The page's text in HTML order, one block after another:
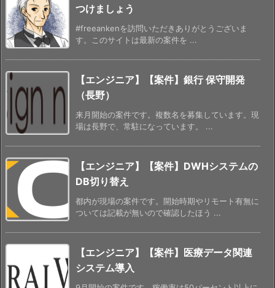
つけましょう
#freeankenを訪問いただきありがとうございま
す。このサイトは最新の案件を ...
【エンジニア】【案件】銀行 保守開発
（長野）
来月開始の案件です。複数名を募集しています。現
場は長野で、常駐になっています。 ...
【エンジニア】【案件】DWHシステムの
DB切り替え
都内が現場の案件です。開始時期やリモート有無に
ついては記載が無いので確認したほう ...
【エンジニア】【案件】医療データ関連
システム導入